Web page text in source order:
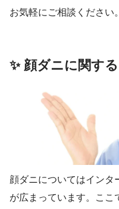
お気軽にご相談ください。
✨ 顔ダニに関す
顔ダニについてはインタ
が広まっています。ここ